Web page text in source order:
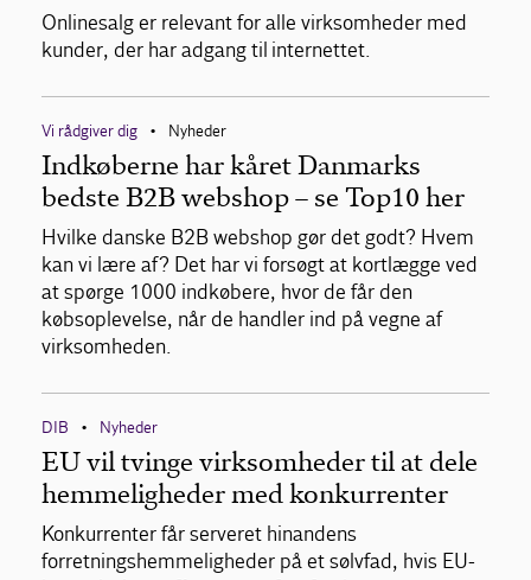
Onlinesalg er relevant for alle virksomheder med
kunder, der har adgang til internettet.
Vi rådgiver dig • Nyheder
Indkøberne har kåret Danmarks
bedste B2B webshop – se Top10 her
Hvilke danske B2B webshop gør det godt? Hvem
kan vi lære af? Det har vi forsøgt at kortlægge ved
at spørge 1000 indkøbere, hvor de får den
købsoplevelse, når de handler ind på vegne af
virksomheden.
DIB • Nyheder
EU vil tvinge virksomheder til at dele
hemmeligheder med konkurrenter
Konkurrenter får serveret hinandens
forretningshemmeligheder på et sølvfad, hvis EU-